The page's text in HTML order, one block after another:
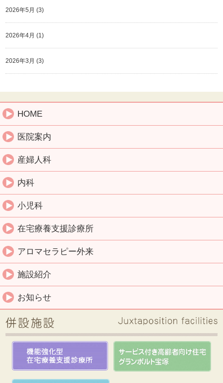
2026年5月 (3)
2026年4月 (1)
2026年3月 (3)
HOME
医院案内
産婦人科
内科
小児科
在宅療養支援診療所
アロマセラピー外来
施設紹介
お知らせ